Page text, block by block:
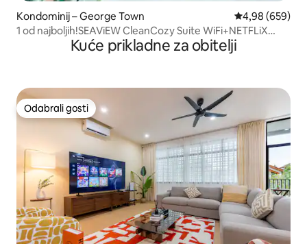
Kondominij – George Town Prosječna
4,98 (659)
1 od najboljih!SEAViEW CleanCozy Suite WiFi+NETFLiX
Apartman s pogledom na more @ Anju Island
Kuće prikladne za obitelji
Odabrali gosti
Odabrali gosti